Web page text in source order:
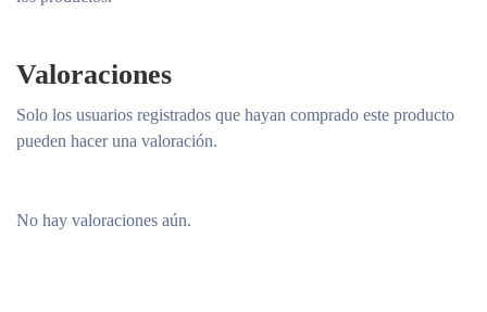
Valoraciones
No hay valoraciones aún.
Solo los usuarios registrados que hayan comprado este producto
pueden hacer una valoración.